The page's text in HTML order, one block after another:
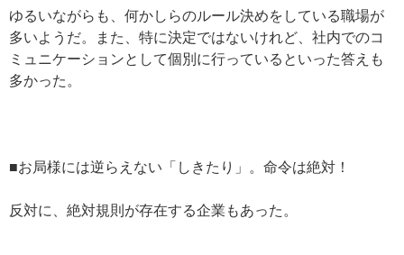
ゆるいながらも、何かしらのルール決めをしている職場が
多いようだ。また、特に決定ではないけれど、社内でのコ
ミュニケーションとして個別に行っているといった答えも
多かった。
■お局様には逆らえない「しきたり」。命令は絶対！
反対に、絶対規則が存在する企業もあった。